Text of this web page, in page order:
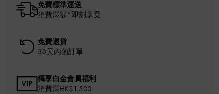
免費標準運送
消費滿額*即刻享受
免費退貨
30天內的訂單
獨享白金會員福利
消費滿HK$1,500